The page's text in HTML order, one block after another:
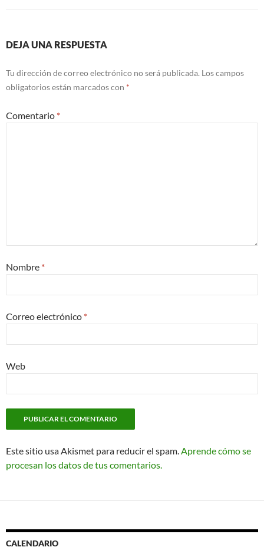
DEJA UNA RESPUESTA
Tu dirección de correo electrónico no será publicada. Los campos
obligatorios están marcados con *
Comentario *
Nombre *
Correo electrónico *
Web
Este sitio usa Akismet para reducir el spam.Aprende cómo se
procesan los datos de tus comentarios.
CALENDARIO